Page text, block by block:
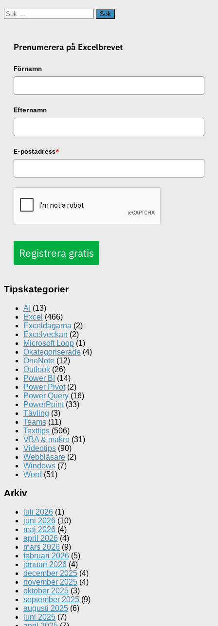
Sök
efter:
Prenumerera på Excelbrevet
Förnamn
Efternamn
E-postadress*
Registrera gratis
Tipskategorier
AI (13)
Excel (466)
Exceldagarna (2)
Excelveckan (2)
Microsoft Loop (1)
Okategoriserade (4)
OneNote (12)
Outlook (26)
Power BI (14)
Power Pivot(2)
Power Query (16)
PowerPoint(33)
Tävling (3)
Teams (11)
Texttips (506)
VBA & makro (31)
Videotips (90)
Webbläsare (2)
Windows (7)
Word (51)
Arkiv
juli 2026 (1)
juni 2026 (10)
maj 2026 (4)
april 2026 (4)
mars 2026 (9)
februari 2026 (5)
januari 2026 (4)
december 2025 (4)
november 2025 (4)
oktober 2025 (3)
september 2025 (9)
augusti 2025 (6)
juni 2025 (7)